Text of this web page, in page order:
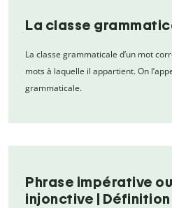
La classe
La classe grammaticale d’un mot
mots à laquelle il appartient. On
grammaticale.
Phrase impérative
injonctive |